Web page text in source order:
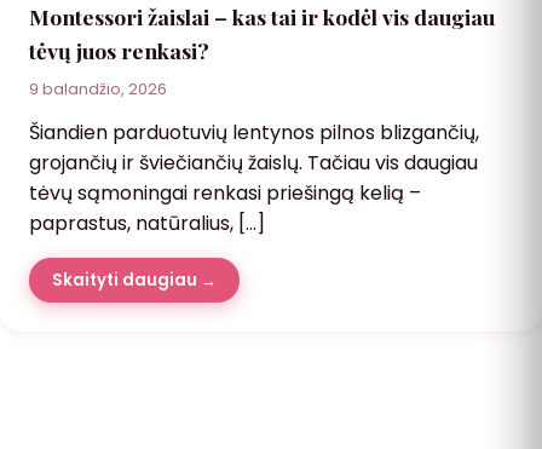
Montessori žaislai – kas tai ir kodėl vis daugiau
tėvų juos renkasi?
9 balandžio, 2026
Šiandien parduotuvių lentynos pilnos blizgančių,
grojančių ir šviečiančių žaislų. Tačiau vis daugiau
tėvų sąmoningai renkasi priešingą kelią –
paprastus, natūralius, […]
Skaityti daugiau →